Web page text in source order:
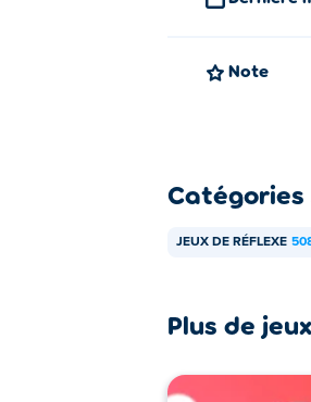
Vous pouvez
Blumgi
Note
Catégories
JEUX DE RÉFLEXE
Plus de